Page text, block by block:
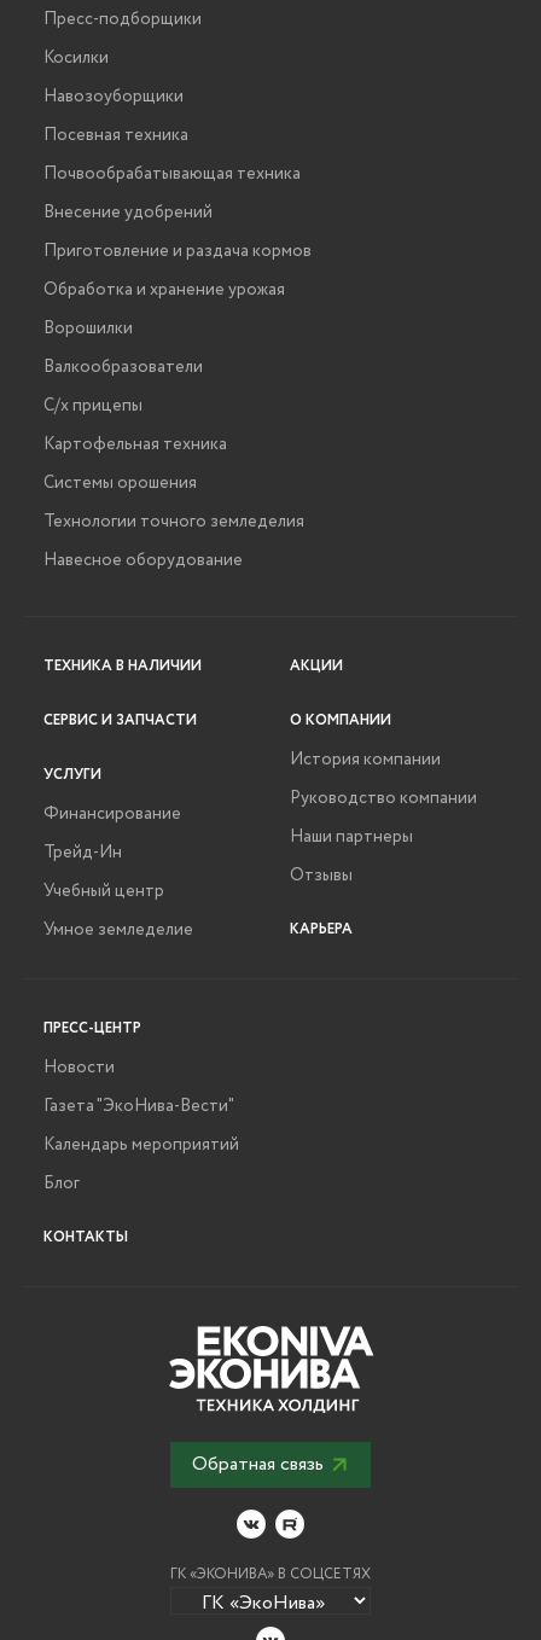
Пресс-подборщики
Косилки
Навозоуборщики
Посевная техника
Почвообрабатывающая техника
Внесение удобрений
Приготовление и раздача кормов
Обработка и хранение урожая
Ворошилки
Валкообразователи
С/х прицепы
Картофельная техника
Системы орошения
Технологии точного земледелия
Навесное оборудование
ТЕХНИКА В НАЛИЧИИ
СЕРВИС И ЗАПЧАСТИ
УСЛУГИ
Финансирование
Трейд-Ин
Учебный центр
Умное земледелие
АКЦИИ
О КОМПАНИИ
История компании
Руководство компании
Наши партнеры
Отзывы
КАРЬЕРА
ПРЕСС-ЦЕНТР
Новости
Газета "ЭкоНива-Вести"
Календарь мероприятий
Блог
КОНТАКТЫ
Обратная связь
ГК «ЭКОНИВА» В СОЦСЕТЯХ